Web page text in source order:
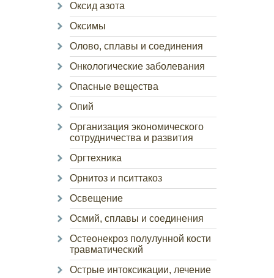
Оксид азота
Оксимы
Олово, сплавы и соединения
Онкологические заболевания
Опасные вещества
Опий
Организация экономического
сотрудничества и развития
Оргтехника
Орнитоз и пситтакоз
Освещение
Осмий, сплавы и соединения
Остеонекроз полулунной кости
травматический
Острые интоксикации, лечение